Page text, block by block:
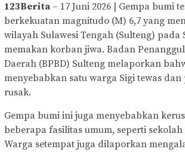
123Berita – 17 Juni 2026 | Gempa bumi
berkekuatan magnitudo (M) 6,7 yang
wilayah Sulawesi Tengah (Sulteng) pada
memakan korban jiwa. Badan
Daerah (BPBD) Sulteng melaporkan
menyebabkan satu warga Sigi tewas
rusak.
Gempa bumi ini juga menyebabkan
beberapa fasilitas umum, seperti sekolah
Warga setempat juga dilaporkan